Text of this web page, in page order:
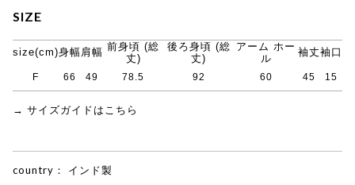
SIZE
size(cm)身幅肩幅 前身頃 (総
丈)
後ろ身頃 (総
丈)
アーム ホー
ル
袖丈袖口
F 66 49 78.5 92 60 45 15
→ サイズガイドはこちら
country： インド製